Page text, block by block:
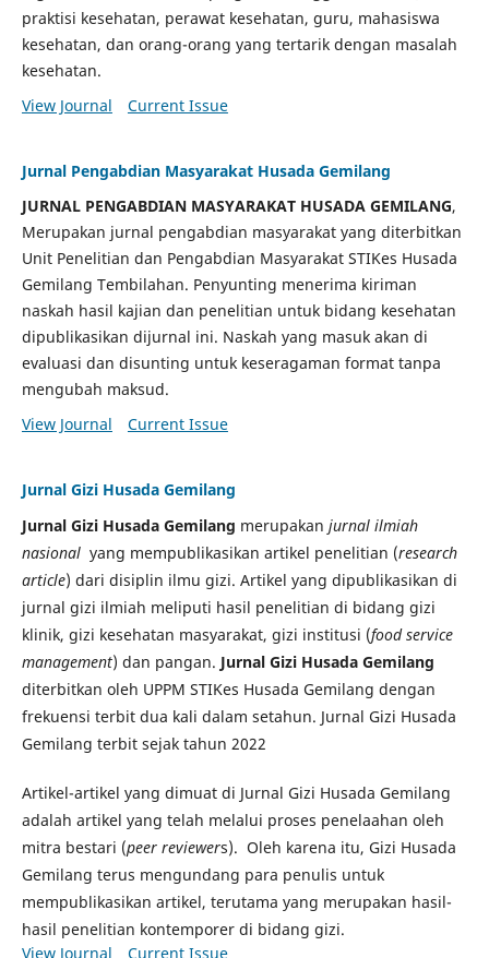
praktisi kesehatan, perawat kesehatan, guru, mahasiswa
kesehatan, dan orang-orang yang tertarik dengan masalah
kesehatan.
View Journal
Current Issue
Jurnal Pengabdian Masyarakat Husada Gemilang
JURNAL PENGABDIAN MASYARAKAT HUSADA GEMILANG,
Merupakan jurnal pengabdian masyarakat yang diterbitkan
Unit Penelitian dan Pengabdian Masyarakat STIKes Husada
Gemilang Tembilahan. Penyunting menerima kiriman
naskah hasil kajian dan penelitian untuk bidang kesehatan
dipublikasikan dijurnal ini. Naskah yang masuk akan di
evaluasi dan disunting untuk keseragaman format tanpa
mengubah maksud.
View Journal
Current Issue
Jurnal Gizi Husada Gemilang
Jurnal Gizi Husada Gemilang merupakan jurnal ilmiah
nasionalyang mempublikasikan artikel penelitian (research
article) dari disiplin ilmu gizi. Artikel yang dipublikasikan di
jurnal gizi ilmiah meliputi hasil penelitian di bidang gizi
klinik, gizi kesehatan masyarakat, gizi institusi (food service
management) dan pangan. Jurnal Gizi Husada Gemilang
diterbitkan oleh UPPM STIKes Husada Gemilang dengan
frekuensi terbit dua kali dalam setahun. Jurnal Gizi Husada
Gemilang terbit sejak tahun 2022
Artikel-artikel yang dimuat di Jurnal Gizi Husada Gemilang
adalah artikel yang telah melalui proses penelaahan oleh
mitra bestari (peer reviewers). Oleh karena itu, Gizi Husada
Gemilang terus mengundang para penulis untuk
mempublikasikan artikel, terutama yang merupakan hasil-
hasil penelitian kontemporer di bidang gizi.
View Journal
Current Issue